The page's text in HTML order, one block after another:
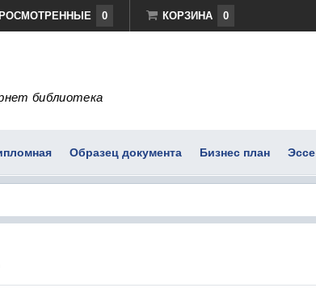
0 КОРЗИНА 0
библиотека
Образец документа Бизнес план Эссе